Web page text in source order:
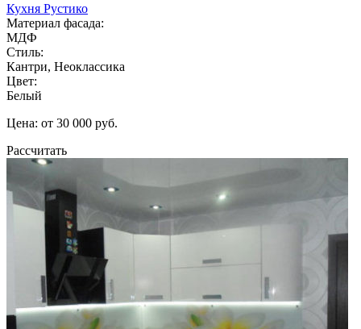
Кухня Рустико
Материал фасада:
МДФ
Стиль:
Кантри, Неоклассика
Цвет:
Белый
Цена: от 30 000 руб.
Рассчитать